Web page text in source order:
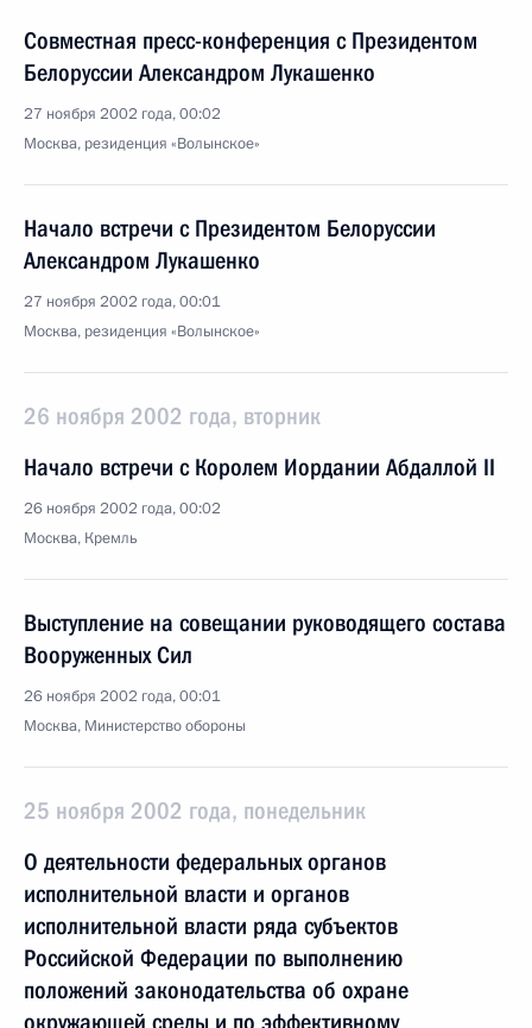
Совместная пресс-конференция с Президентом
Белоруссии Александром Лукашенко
27 ноября 2002 года, 00:02
Москва, резиденция «Волынское»
Начало встречи с Президентом Белоруссии
Александром Лукашенко
27 ноября 2002 года, 00:01
Москва, резиденция «Волынское»
26 ноября 2002 года, вторник
Начало встречи с Королем Иордании Абдаллой II
26 ноября 2002 года, 00:02
Москва, Кремль
Выступление на совещании руководящего состава
Вооруженных Сил
26 ноября 2002 года, 00:01
Москва, Министерство обороны
25 ноября 2002 года, понедельник
О деятельности федеральных органов
исполнительной власти и органов
исполнительной власти ряда субъектов
Российской Федерации по выполнению
положений законодательства об охране
окружающей среды и по эффективному